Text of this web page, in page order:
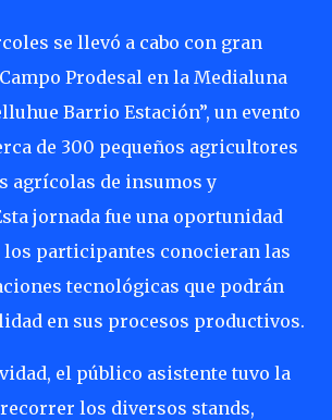
se llevó a cabo con gran
Prodesal en la Medialuna
Barrio Estación”, un evento
de 300 pequeños agricultores
agrícolas de insumos y
jornada fue una oportunidad
los participantes conocieran las
tecnológicas que podrán
en sus procesos productivos.
el público asistente tuvo la
los diversos stands,